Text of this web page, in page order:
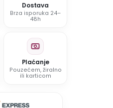
Dostava
Brza isporuka 24–
48h
Plaćanje
Pouzećem, žiralno
ili karticom